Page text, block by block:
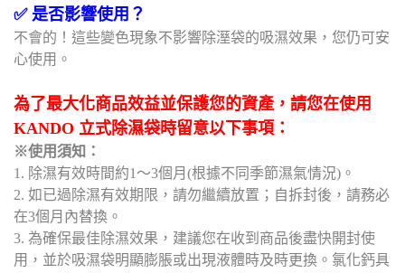
✅ 是否影響使用？
不會的！這些變色現象不影響除溼袋的吸濕效果，您仍可安
心使用。
為了最大化商品效益並保護您的資產，請您在使用
KANDO 立式除濕袋時留意以下事項：
※使用須知：
1. 除濕有效時間約1～3個月(根據不同季節濕氣情況)。
2. 如已過除濕有效期限，請勿繼續放置；自拆封後，請務必
在3個月內替換。
3. 為確保最佳除濕效果，建議您在收到商品後盡快開封使
用，並於吸濕袋明顯膨脹或出現液體時及時更換。氯化鈣具